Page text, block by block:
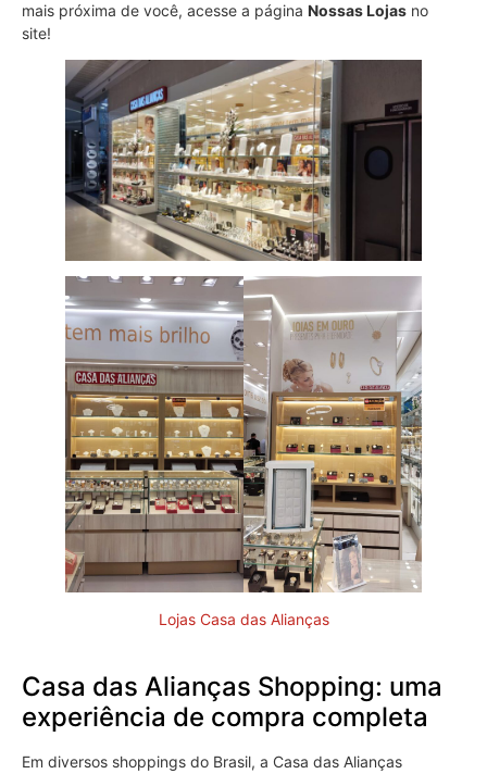
mais próxima de você, acesse a página Nossas Lojas no
site!
Lojas Casa das Alianças
Casa das Alianças Shopping: uma
experiência de compra completa
Em diversos shoppings do Brasil, a Casa das Alianças